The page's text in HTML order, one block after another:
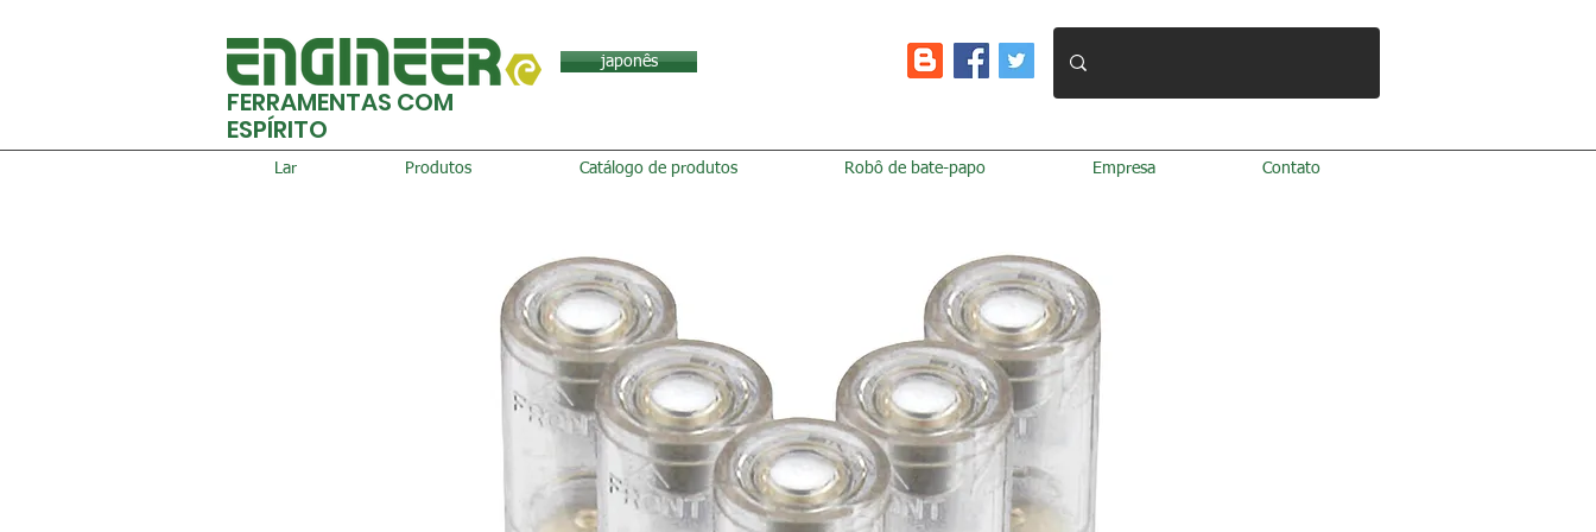
japonês
FERRAMENTAS COM
ESPÍRITO
Lar Produtos Catálogo de produtos Robô de bate-papo Empresa Contato